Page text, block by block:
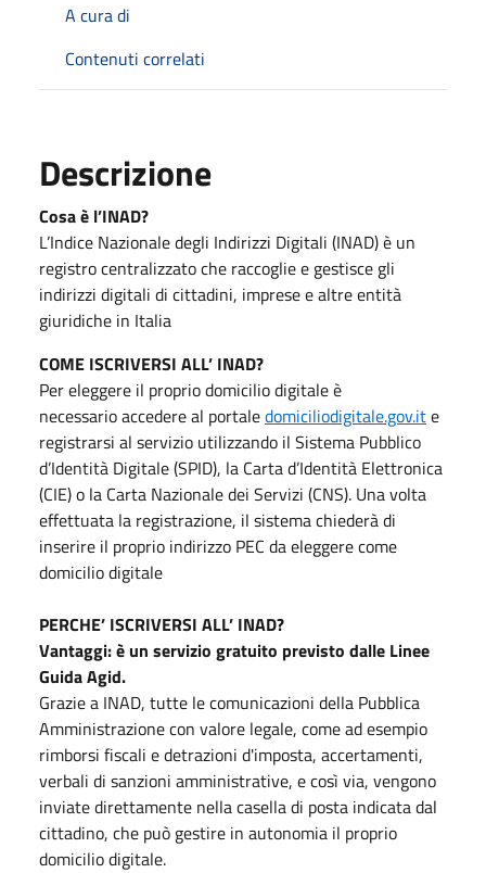
A cura di
Contenuti correlati
Descrizione
Cosa è l’INAD?
L’Indice Nazionale degli Indirizzi Digitali (INAD) è un
registro centralizzato che raccoglie e gestisce gli
indirizzi digitali di cittadini, imprese e altre entità
giuridiche in Italia
COME ISCRIVERSI ALL’ INAD?
Per eleggere il proprio domicilio digitale è
necessario accedere al portaledomiciliodigitale.gov.ite
registrarsi al servizio utilizzando il Sistema Pubblico
d’Identità Digitale (SPID), la Carta d’Identità Elettronica
(CIE) o la Carta Nazionale dei Servizi (CNS). Una volta
effettuata la registrazione, il sistema chiederà di
inserire il proprio indirizzo PEC da eleggere come
domicilio digitale
PERCHE’ ISCRIVERSI ALL’ INAD?
Vantaggi: è un servizio gratuito previsto dalle Linee
Guida Agid.
Grazie a INAD, tutte le comunicazioni della Pubblica
Amministrazione con valore legale, come ad esempio
rimborsi fiscali e detrazioni d'imposta, accertamenti,
verbali di sanzioni amministrative, e così via, vengono
inviate direttamente nella casella di posta indicata dal
cittadino, che può gestire in autonomia il proprio
domicilio digitale.